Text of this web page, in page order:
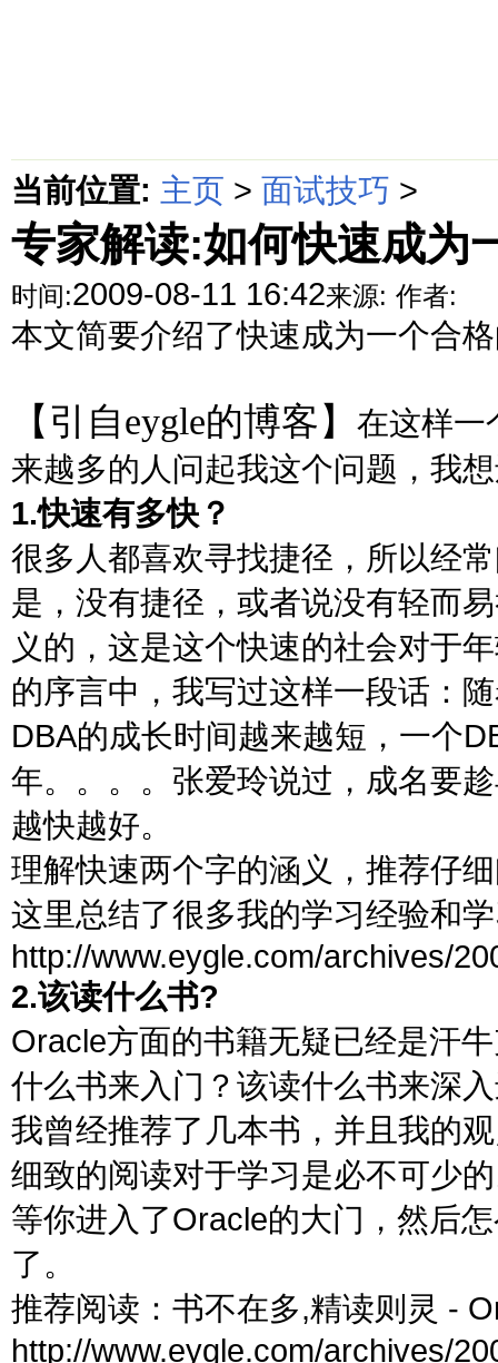
当前位置: 主页 > 面试技巧 >
专家解读:如何快速成为
时间:2009-08-11 16:42来源: 作者:
本文简要介绍了快速成为一个合
【引自eygle的博客】 在这样一
来越多的人问起我这个问题，我
1.快速有多快？
很多人都喜欢寻找捷径，所以经
是，没有捷径，或者说没有轻而
义的，这是这个快速的社会对于
的序言中，我写过这样一段话：
DBA的成长时间越来越短，一个
年。。。。张爱玲说过，成名要
越快越好。
理解快速两个字的涵义，推荐仔
这里总结了很多我的学习经验和
http://www.eygle.com/archives/
2.该读什么书?
Oracle方面的书籍无疑已经是汗
什么书来入门？该读什么书来深
我曾经推荐了几本书，并且我的
细致的阅读对于学习是必不可少
等你进入了Oracle的大门，然后
了。
推荐阅读：书不在多,精读则灵 -
http://www.eygle.com/archives/